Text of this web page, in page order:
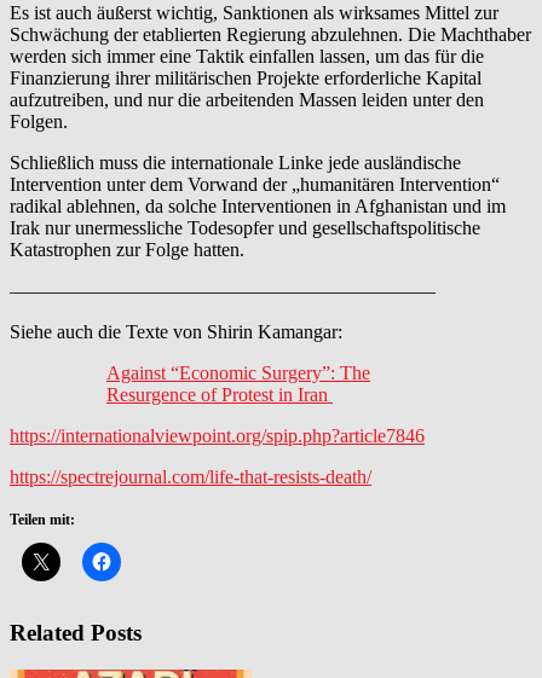
Es ist auch äußerst wichtig, Sanktionen als wirksames Mittel zur
Schwächung der etablierten Regierung abzulehnen. Die Machthaber
werden sich immer eine Taktik einfallen lassen, um das für die
Finanzierung ihrer militärischen Projekte erforderliche Kapital
aufzutreiben, und nur die arbeitenden Massen leiden unter den
Folgen.
Schließlich muss die internationale Linke jede ausländische
Intervention unter dem Vorwand der „humanitären Intervention“
radikal ablehnen, da solche Interventionen in Afghanistan und im
Irak nur unermessliche Todesopfer und gesellschaftspolitische
Katastrophen zur Folge hatten.
——————————————————————
Siehe auch die Texte von Shirin Kamangar:
Against “Economic Surgery”: The
Resurgence of Protest in Iran
https://internationalviewpoint.org/spip.php?article7846
https://spectrejournal.com/life-that-resists-death/
Teilen mit:
Related Posts